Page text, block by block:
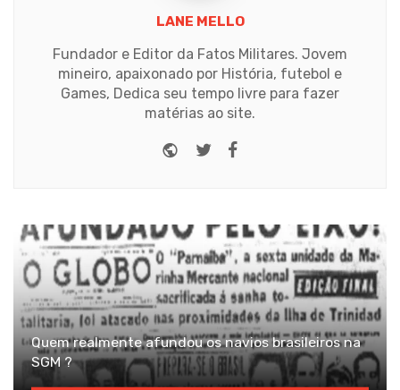
LANE MELLO
Fundador e Editor da Fatos Militares. Jovem
mineiro, apaixonado por História, futebol e
Games, Dedica seu tempo livre para fazer
matérias ao site.
Website
Twitter
Quem realmente afundou os navios brasileiros na
SGM ?